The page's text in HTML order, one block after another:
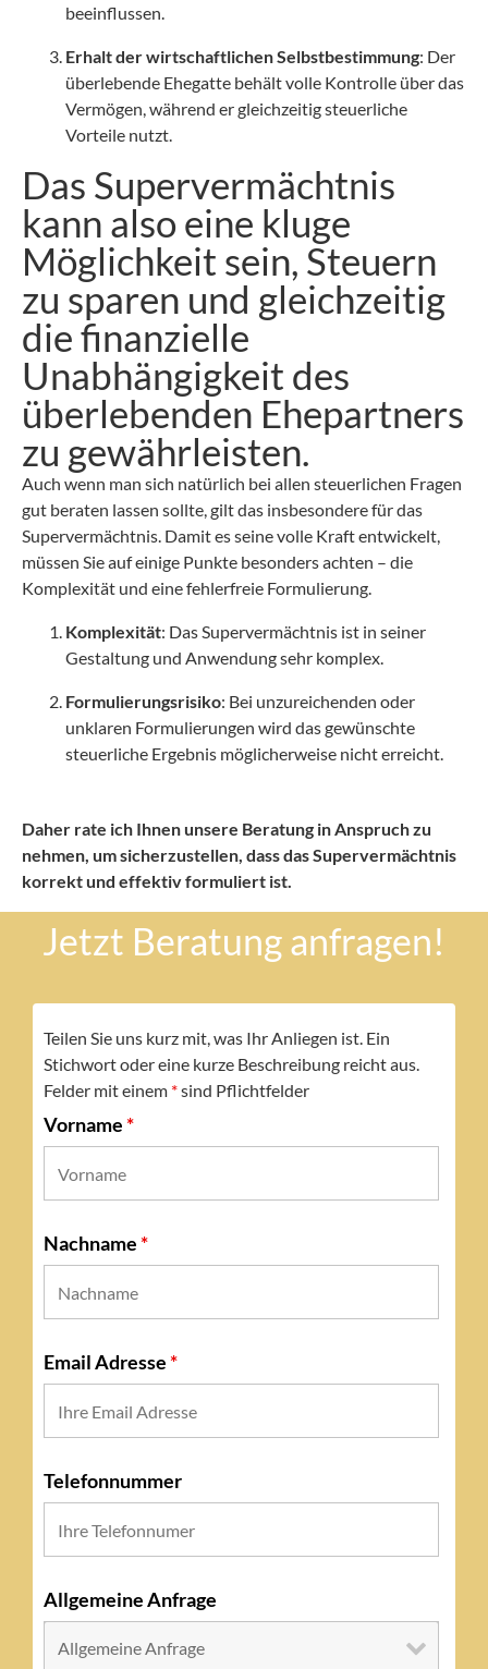
beeinflussen.
Erhalt der wirtschaftlichen Selbstbestimmung: Der
überlebende Ehegatte behält volle Kontrolle über das
Vermögen, während er gleichzeitig steuerliche
Vorteile nutzt.
Das Supervermächtnis
kann also eine kluge
Möglichkeit sein, Steuern
zu sparen und gleichzeitig
die finanzielle
Unabhängigkeit des
überlebenden Ehepartners
zu gewährleisten.
Auch wenn man sich natürlich bei allen steuerlichen Fragen
gut beraten lassen sollte, gilt das insbesondere für das
Supervermächtnis. Damit es seine volle Kraft entwickelt,
müssen Sie auf einige Punkte besonders achten – die
Komplexität und eine fehlerfreie Formulierung.
Komplexität: Das Supervermächtnis ist in seiner
Gestaltung und Anwendung sehr komplex.
Formulierungsrisiko: Bei unzureichenden oder
unklaren Formulierungen wird das gewünschte
steuerliche Ergebnis möglicherweise nicht erreicht.
Daher rate ich Ihnen unsere Beratung in Anspruch zu
nehmen, um sicherzustellen, dass das Supervermächtnis
korrekt und effektiv formuliert ist.
Jetzt Beratung anfragen!
Teilen Sie uns kurz mit, was Ihr Anliegen ist. Ein
Stichwort oder eine kurze Beschreibung reicht aus.
Felder mit einem *sind Pflichtfelder
Vorname*
Nachname*
Email Adresse*
Telefonnummer
Allgemeine Anfrage